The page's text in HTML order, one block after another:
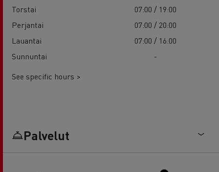
Torstai
07:00 / 19:00
Perjantai
07:00 / 20:00
Lauantai
07:00 / 16:00
Sunnuntai
-
See specific hours >
Palvelut